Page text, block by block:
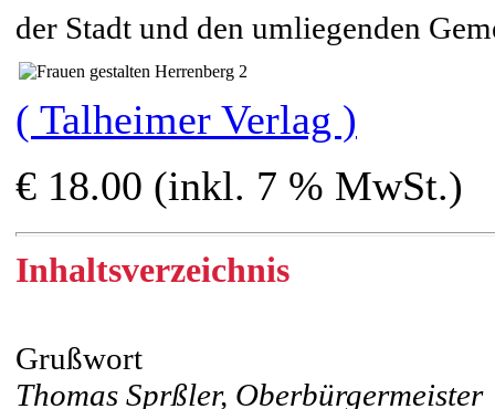
der Stadt und den umliegenden
( Talheimer Verlag )
€ 18.00 (inkl. 7 % MwSt.)
Inhaltsverzeichnis
Grußwort
Thomas Sprßler, Oberbürgermeister